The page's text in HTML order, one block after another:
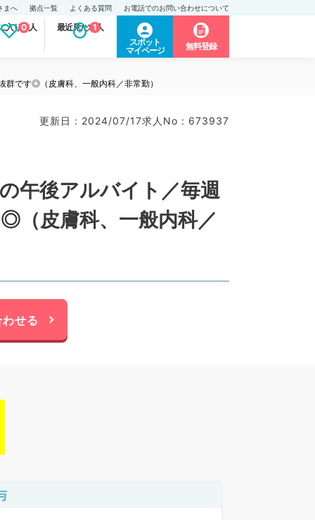
まへ 拠点一覧 よくある質問 お電話でのお問い合わせについて
入り求人
0 最近見た求人
1
スポット
マイページ
無料登録
です◎（皮膚科、一般内科／非常勤）
更新日 : 2024/07/17求人No : 673937
午後アルバイト／毎週
（皮膚科、一般内科／
せる